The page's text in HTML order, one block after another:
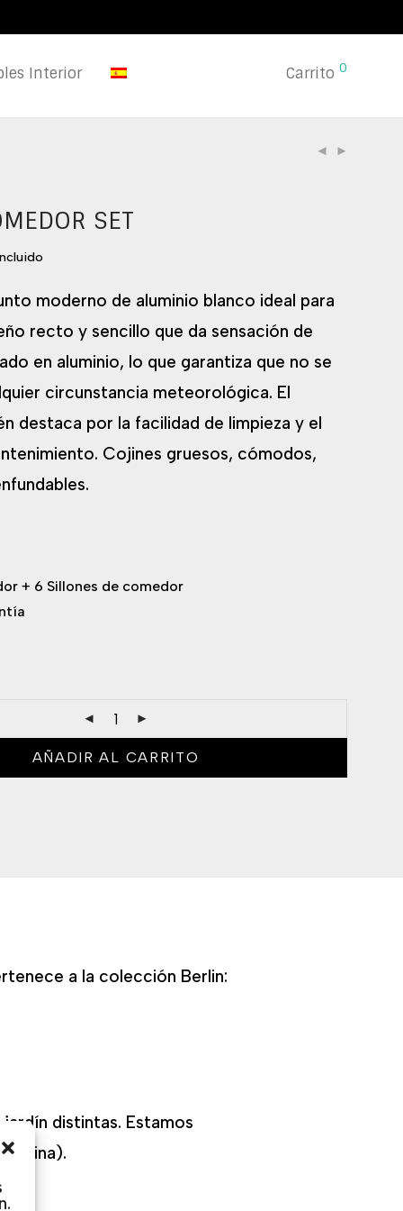
Interior Carrito 0
SET
moderno de aluminio blanco ideal para
recto y sencillo que da sensación de
en aluminio, lo que garantiza que no se
circunstancia meteorológica. El
destaca por la facilidad de limpieza y el
Cojines gruesos, cómodos,
+ 6 Sillones de comedor
AÑADIR AL CARRITO
a la colección Berlin:
distintas. Estamos